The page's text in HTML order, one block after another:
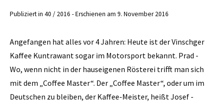
Publiziert in 40 / 2016 - Erschienen am 9. November 2016
Angefangen hat alles vor 4 Jahren: Heute ist der Vinschger
Kaffee Kuntrawant sogar im Motorsport bekannt. Prad -
Wo, wenn nicht in der hauseigenen Rösterei trifft man sich
mit dem „Coffee Master“. Der „Coffee Master“, oder um im
Deutschen zu bleiben, der ­Kaffee-Meister, heißt Josef ­